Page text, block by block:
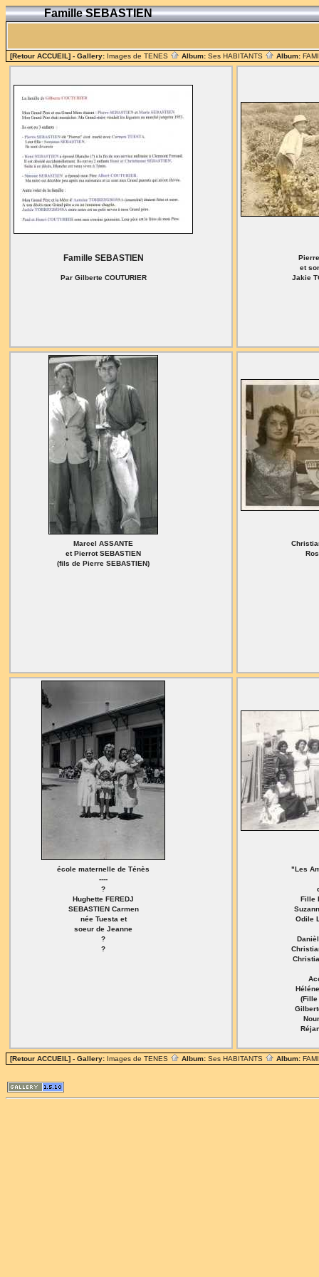
Famille SEBASTIEN
[Retour ACCUEIL] - Gallery: Images de TENES Album: Ses HABITANTS Album:
Famille SEBASTIEN
Par Gilberte COUTURIER
et
Jakie
Marcel ASSANTE
et Pierrot SEBASTIEN
(fils de Pierre SEBASTIEN)
école maternelle de Ténès
----
?
Hughette FEREDJ
SEBASTIEN Carmen
née Tuesta et
soeur de Jeanne
?
?
"Les
Fille
Odile
(Fille
[Retour ACCUEIL] - Gallery: Images de TENES Album: Ses HABITANTS Album: